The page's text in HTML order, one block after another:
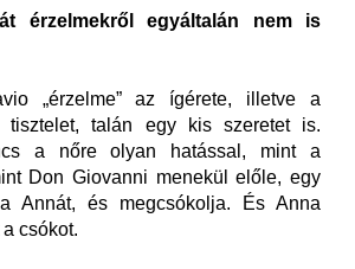
érzelmekről egyáltalán nem is
„érzelme” az ígérete, illetve a
tisztelet, talán egy kis szeretet is.
a nőre olyan hatással, mint a
Don Giovanni menekül előle, egy
Annát, és megcsókolja. És Anna
csókot.